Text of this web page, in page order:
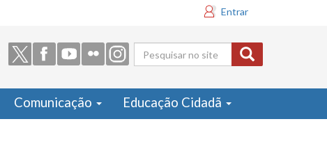
Entrar
Formulário
de busca
Comunicação Educação Cidadã